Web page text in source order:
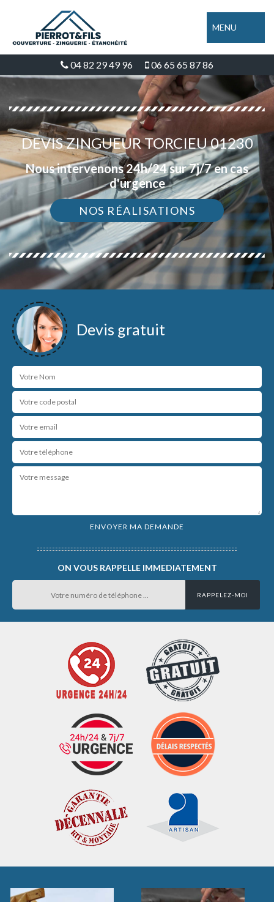
MENU
04 82 29 49 96 06 65 65 87 86
DEVIS ZINGUEUR TORCIEU 01230
Nous intervenons 24h/24 sur 7j/7 en cas
d'urgence
NOS RÉALISATIONS
Devis gratuit
ON VOUS RAPPELLE IMMEDIATEMENT